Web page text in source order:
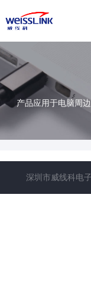
产品应用于电脑周
深圳市威线科电